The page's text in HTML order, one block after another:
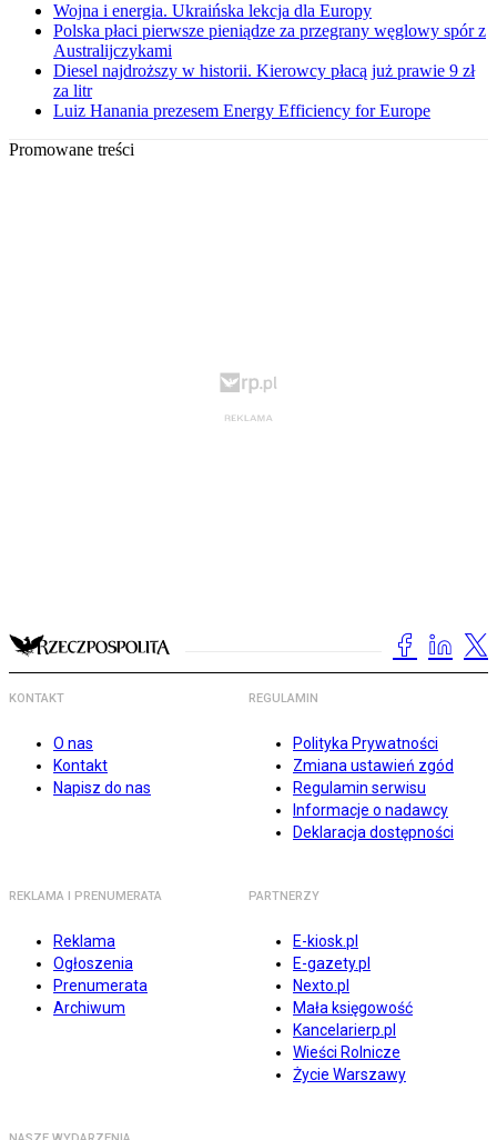
Wojna i energia. Ukraińska lekcja dla Europy
Polska płaci pierwsze pieniądze za przegrany węglowy spór z
Australijczykami
Diesel najdroższy w historii. Kierowcy płacą już prawie 9 zł
za litr
Luiz Hanania prezesem Energy Efficiency for Europe
Promowane treści
KONTAKT
O nas
Kontakt
Napisz do nas
REGULAMIN
Polityka Prywatności
Zmiana ustawień zgód
Regulamin serwisu
Informacje o nadawcy
Deklaracja dostępności
REKLAMA I PRENUMERATA
Reklama
Ogłoszenia
Prenumerata
Archiwum
PARTNERZY
E-kiosk.pl
E-gazety.pl
Nexto.pl
Mała księgowość
Kancelarierp.pl
Wieści Rolnicze
Życie Warszawy